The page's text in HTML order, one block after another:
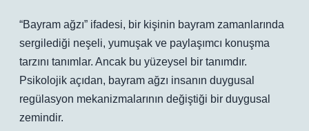
“Bayram ağzı” ifadesi, bir kişinin bayram zamanlarında
sergilediği neşeli, yumuşak ve paylaşımcı konuşma
tarzını tanımlar. Ancak bu yüzeysel bir tanımdır.
Psikolojik açıdan, bayram ağzı insanın duygusal
regülasyon mekanizmalarının değiştiği bir duygusal
zemindir.